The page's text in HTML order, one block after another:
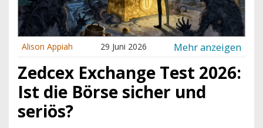
Alison Appiah 29 Juni 2026 Mehr anzeigen
Zedcex Exchange Test 2026:
Ist die Börse sicher und
seriös?